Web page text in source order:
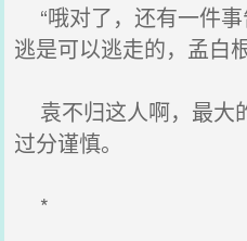
“哦对了，还有一件
逃是可以逃走的，孟白
袁不归这人啊，最大
过分谨慎。
*